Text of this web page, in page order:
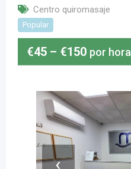
Centro quiromasaje
Popular
€45 – €150 por hora
‹